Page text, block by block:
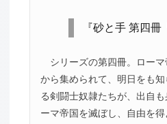
『砂と手 第四冊
シリーズの第四冊。ロー
から集められて、明日をも
る剣闘士奴隷たちが、出自
ーマ帝国を滅ぼし、自由を